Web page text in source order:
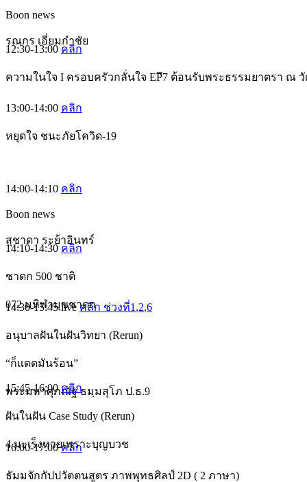
Boon news
รณกร เอี่ยมกำชัย
12:30-13:00 คลิก
ความในใจ I ครอบครัวกลั่นใจ EPึ7 ต้อนรับพระธรรมยาตรา ณ
13:00-14:00 คลิก
หยุดใจ ชนะภัยโควิด-19
14:00-14:10 คลิก
Boon news
สุชาดา ระย้าอินทร์
14:10-14:30 คลิก
ชาดก 500 ชาติ
072 มหิฬามุขชาดก
14:30-15:45live คลิก ช่วงที่1 ,2,6
อนุบาลฝันในฝันวิทยา (Rerun)
“ก็แดดมันร้อน”
พระมหาศุภณัฐ ธมฺมสุโภ ป.ธ.9
15:45-16:00คลิก
ฝันในฝัน Case Study (Rerun)
4 มะเร็งหายเพราะบุญบวช
16:00-17:00คลิก
ธัมมจักกัปปวัตตนสูตร ภาพพุทธศิลป์ 2D ( 2 ภาษา)